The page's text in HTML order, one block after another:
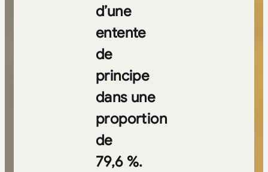
d’une
entente
de
principe
dans une
proportion
de
79,6 %.